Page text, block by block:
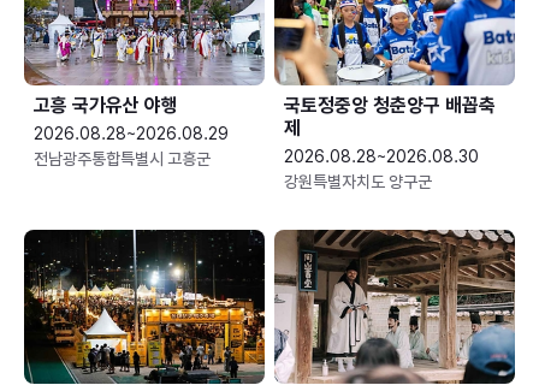
고흥 국가유산 야행
2026.08.28~2026.08.29
전남광주통합특별시 고흥군
국토정중앙 청춘양구 배꼽축
제
2026.08.28~2026.08.30
강원특별자치도 양구군